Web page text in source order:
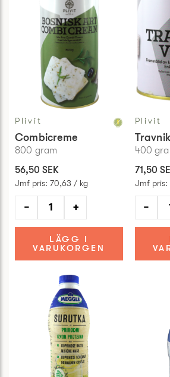
Plivit
Combicreme
800 gram
56,50 SEK
Jmf pris: 70,63 / kg
− +
LÄGG I
VARUKORGEN
Plivit
400
71,50
Jmf pris:
−